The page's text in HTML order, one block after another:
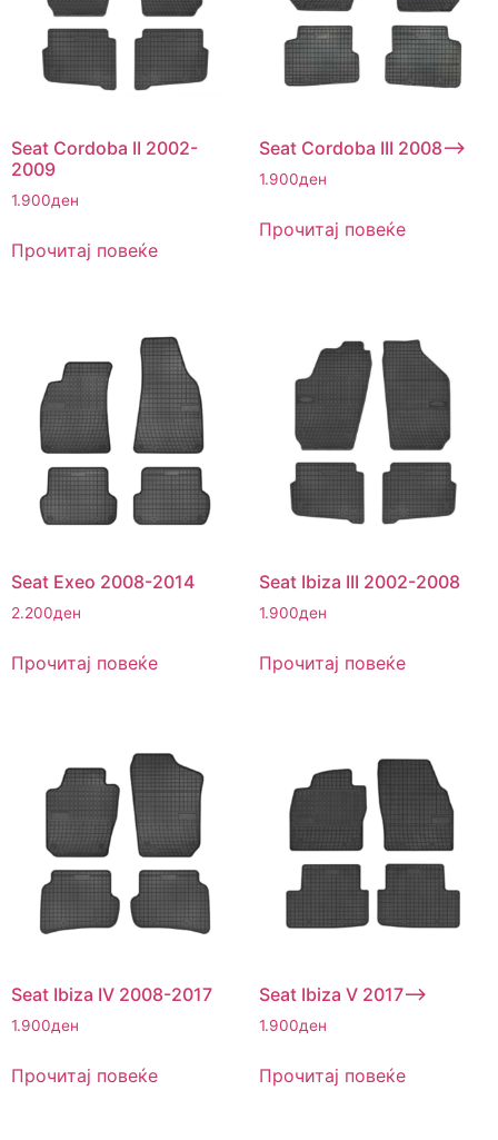
Seat Cordoba II 2002-
2009
1.900ден
Прочитај повеќе
Seat Cordoba III 2008–>
1.900ден
Прочитај повеќе
Seat Exeo 2008-2014
2.200ден
Прочитај повеќе
Seat Ibiza III 2002-2008
1.900ден
Прочитај повеќе
Seat Ibiza IV 2008-2017
1.900ден
Прочитај повеќе
Seat Ibiza V 2017–>
1.900ден
Прочитај повеќе